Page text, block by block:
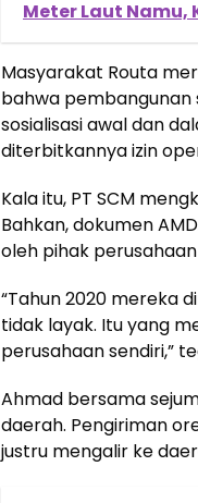
Meter Laut Namu,
Masyarakat Routa
bahwa pembangunan
sosialisasi awal dan
diterbitkannya izin
Kala itu, PT SCM
Bahkan, dokumen
oleh pihak
“Tahun 2020 mereka
tidak layak. Itu yang
perusahaan sendiri,”
Ahmad bersama
daerah. Pengiriman
justru mengalir ke